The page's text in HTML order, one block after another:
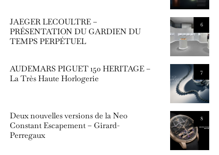
6
JAEGER LECOULTRE –
PRÉSENTATION DU GARDIEN DU
TEMPS PERPÉTUEL
7
AUDEMARS PIGUET 150 HERITAGE –
La Très Haute Horlogerie
8
Deux nouvelles versions de la Neo
Constant Escapement – Girard-
Perregaux